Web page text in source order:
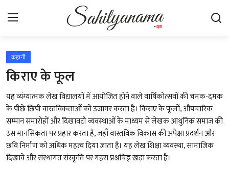
साहित्य समाचार
होम
कहानी
कहानी
किराए के फूल
यह व्यंग्यात्मक लेख विद्यालयों में आयोजित होने वाले वार्षिकोत्सवों की चमक-दमक
के पीछे छिपी वास्तविकताओं को उजागर करता है। किराए के फूलों, औपचारिक
सम्मान समारोहों और दिखावटी व्यवस्थाओं के माध्यम से लेखक आधुनिक समाज की
उस मानसिकता पर प्रहार करता है, जहाँ वास्तविक विकास की अपेक्षा प्रदर्शन और
छवि निर्माण को अधिक महत्व दिया जाता है। यह लेख शिक्षा व्यवस्था, सामाजिक
दिखावे और संस्थागत संस्कृति पर गहरा प्रश्नचिह्न खड़ा करता है।